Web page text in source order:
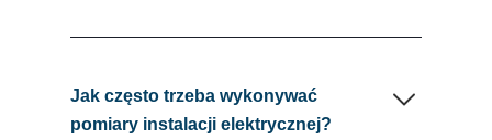
Jak często trzeba wykonywać
pomiary instalacji elektrycznej?